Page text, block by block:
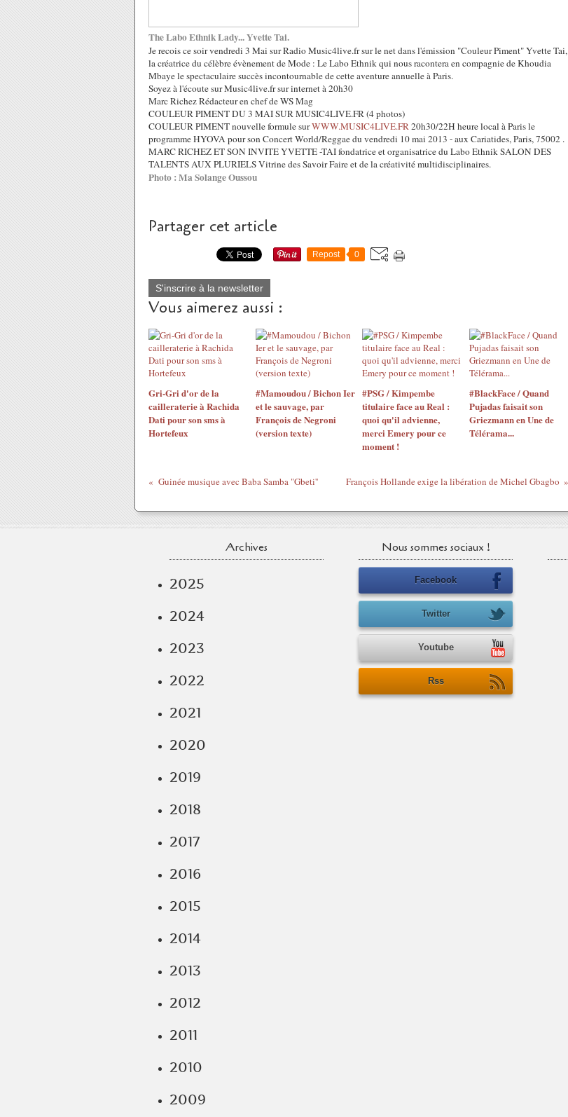
The Labo Ethnik Lady... Yvette Tai.
Je recois ce soir vendredi 3 Mai sur Radio Music4live.fr sur le net dans l'émission "Couleur Piment" Yvette Tai,
la créatrice du célèbre évènement de Mode : Le Labo Ethnik qui nous racontera en compagnie de Khoudia
Mbaye le spectaculaire succès incontournable de cette aventure annuelle à Paris.
Soyez à l'écoute sur Music4live.fr sur internet à 20h30
Marc Richez Rédacteur en chef de WS Mag
COULEUR PIMENT DU 3 MAI SUR MUSIC4LIVE.FR (4 photos)
COULEUR PIMENT nouvelle formule surWWW.MUSIC4LIVE.FR20h30/22H heure local à Paris le
programme HYOVA pour son Concert World/Reggae du vendredi 10 mai 2013 - aux Cariatides, Paris, 75002 .
MARC RICHEZ ET SON INVITE YVETTE -TAI fondatrice et organisatrice du Labo Ethnik SALON DES
TALENTS AUX PLURIELS Vitrine des Savoir Faire et de la créativité multidisciplinaires.
Photo : Ma Solange Oussou
Partager cet article
Repost 0
S'inscrire à la newsletter
Vous aimerez aussi :
Gri-Gri d'or de la
cailleraterie à Rachida
Dati pour son sms à
Hortefeux
#Mamoudou / Bichon Ier
et le sauvage, par
François de Negroni
(version texte)
#PSG / Kimpembe
titulaire face au Real :
quoi qu'il advienne,
merci Emery pour ce
moment !
#BlackFace / Quand
Pujadas faisait son
Griezmann en Une de
Télérama...
Guinée musique avec Baba Samba "Gbeti'' François Hollande exige la libération de Michel Gbagbo
Archives
2025
2024
2023
2022
2021
2020
2019
2018
2017
2016
2015
2014
2013
2012
2011
2010
2009
Nous sommes sociaux !
Facebook
Twitter
Youtube
Rss